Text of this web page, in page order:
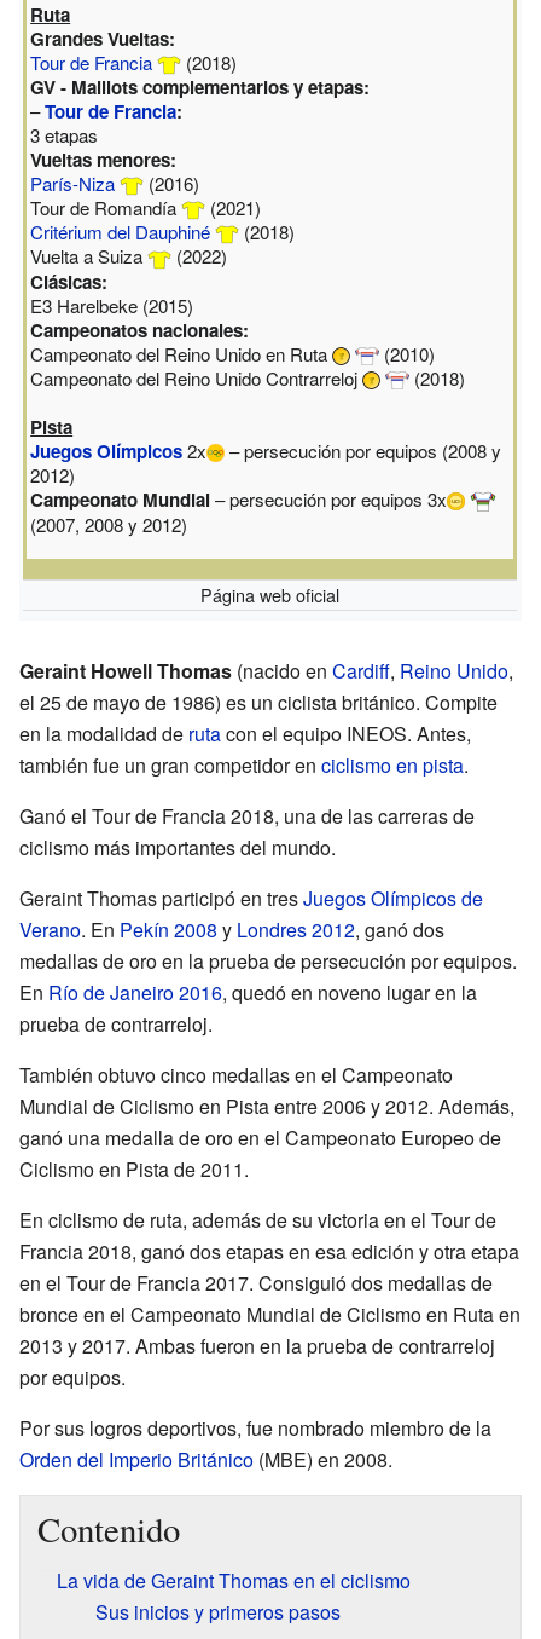
Ruta
Grandes Vueltas:
Tour de Francia (2018)
GV - Maillots complementarios y etapas:
–Tour de Francia:
3 etapas
Vueltas menores:
París-Niza
(2016)
Tour de Romandía
(2021)
Critérium del Dauphiné
(2018)
Vuelta a Suiza
(2022)
Clásicas:
E3 Harelbeke (2015)
Campeonatos nacionales:
Campeonato del Reino Unido en Ruta
(2010)
Campeonato del Reino Unido Contrarreloj
(2018)
Pista
Juegos Olímpicos2x
– persecución por equipos (2008 y
2012)
Campeonato Mundial– persecución por equipos 3x
(2007, 2008 y 2012)
Página web oficial
Geraint Howell Thomas (nacido en Cardiff, Reino Unido,
el 25 de mayo de 1986) es un ciclista británico. Compite
en la modalidad de rutacon el equipo INEOS. Antes,
también fue un gran competidor en ciclismo en pista.
Ganó el Tour de Francia 2018, una de las carreras de
ciclismo más importantes del mundo.
Geraint Thomas participó en tresJuegos Olímpicos de
Verano. En Pekín 2008 y Londres 2012, ganó dos
medallas de oro en la prueba de persecución por equipos.
En Río de Janeiro 2016, quedó en noveno lugar en la
prueba de contrarreloj.
También obtuvo cinco medallas en el Campeonato
Mundial de Ciclismo en Pista entre 2006 y 2012. Además,
ganó una medalla de oro en el Campeonato Europeo de
Ciclismo en Pista de 2011.
En ciclismo de ruta, además de su victoria en el Tour de
Francia 2018, ganó dos etapas en esa edición y otra etapa
en el Tour de Francia 2017. Consiguió dos medallas de
bronce en el Campeonato Mundial de Ciclismo en Ruta en
2013 y 2017. Ambas fueron en la prueba de contrarreloj
por equipos.
Por sus logros deportivos, fue nombrado miembro de la
Orden del Imperio Británico (MBE) en 2008.
Contenido
La vida de Geraint Thomas en el ciclismo
Sus inicios y primeros pasos